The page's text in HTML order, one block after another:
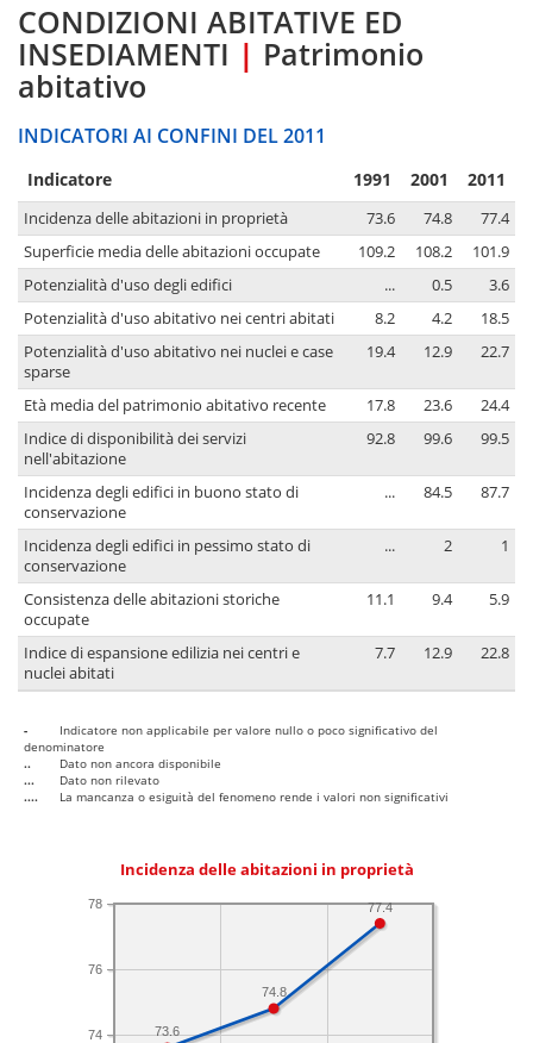
CONDIZIONI ABITATIVE ED
INSEDIAMENTI | Patrimonio
abitativo
INDICATORI AI CONFINI DEL 2011
Indicatore 1991 2001 2011
Incidenza delle abitazioni in proprietà 73.6 74.8
77.4
Superficie media delle abitazioni occupate
109.2 108.2
101.9
Potenzialità d'uso degli edifici
... 0.5
3.6
Potenzialità d'uso abitativo nei centri abitati
8.2 4.2
18.5
Potenzialità d'uso abitativo nei nuclei e case
sparse
19.4 12.9 22.7
Età media del patrimonio abitativo recente 17.8 23.6
24.4
Indice di disponibilità dei servizi
nell'abitazione
92.8 99.6 99.5
Incidenza degli edifici in buono stato di
conservazione
... 84.5 87.7
Incidenza degli edifici in pessimo stato di
conservazione
... 2 1
Consistenza delle abitazioni storiche
occupate
11.1 9.4 5.9
Indice di espansione edilizia nei centri e
nuclei abitati
7.7 12.9 22.8
-
Indicatore non applicabile per valore nullo o poco significativo del
denominatore
..
Dato non ancora disponibile
...
Dato non rilevato
....
La mancanza o esiguità del fenomeno rende i valori non significativi
Incidenza delle abitazioni in proprietà
74
76
78 77.4
74.8
73.6